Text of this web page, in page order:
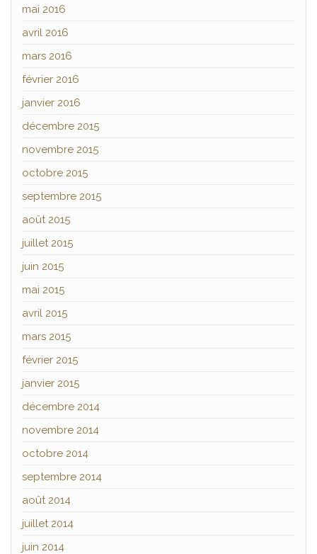
mai 2016
avril 2016
mars 2016
février 2016
janvier 2016
décembre 2015
novembre 2015
octobre 2015
septembre 2015
août 2015
juillet 2015
juin 2015
mai 2015
avril 2015
mars 2015
février 2015
janvier 2015
décembre 2014
novembre 2014
octobre 2014
septembre 2014
août 2014
juillet 2014
juin 2014